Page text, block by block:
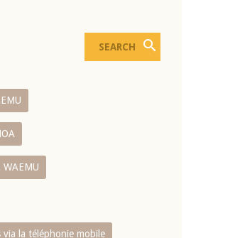
via la téléphonie mobile